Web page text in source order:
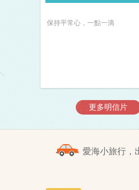
保持平常心，一點一滴
更多明信片
愛海小旅行，